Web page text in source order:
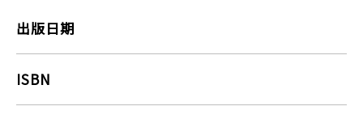
出版日期
ISBN